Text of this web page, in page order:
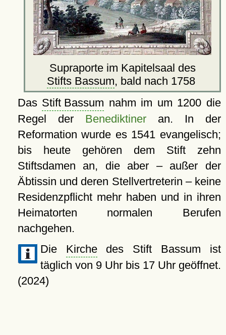
Supraporte im Kapitelsaal des
Stifts Bassum, bald nach 1758
Das Stift Bassum nahm im um 1200 die
Regel der Benediktineran. In der
Reformation wurde es 1541 evangelisch;
bis heute gehören dem Stift zehn
Stiftsdamen an, die aber – außer der
Äbtissin und deren Stellvertreterin – keine
Residenzpflicht mehr haben und in ihren
Heimatorten normalen Berufen
nachgehen.
Die Kirchedes Stift Bassum ist
täglich von 9 Uhr bis 17 Uhr geöffnet.
(2024)